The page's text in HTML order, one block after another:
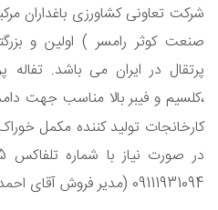
شرکت تعاونی کشاورزی باغداران
صنعت کوثر رامسر ) اولین و
پرتقال در ایران می باشد.
،کلسیم و فیبر بالا مناسب جهت
کارخانجات تولید کننده مکمل
09111931094 (مدیر فروش آقای احمدنژاد )تماس حاصل فرمائید . ‏